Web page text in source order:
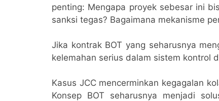
penting: Mengapa proyek sebesar ini
sanksi tegas? Bagaimana mekanisme
Jika kontrak BOT yang seharusnya
kelemahan serius dalam sistem kontrol
Kasus JCC mencerminkan kegagalan
Konsep BOT seharusnya menjadi